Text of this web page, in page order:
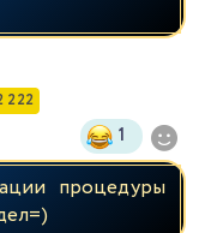
222
1
процедуры